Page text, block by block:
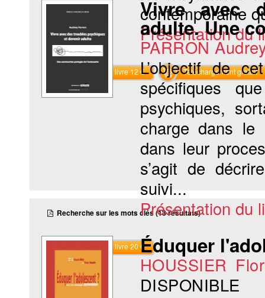
contemporaine
Présentation du
Commander le livre 12 € Téléchargement gratuit
Vivre avec
adulte. Une
PARRON
L’objectif de
spécifiques
psychiques,
charge dans le
dans leur
s’agit de
suivi...
Présentation du
Commander le livre 20 €
Recherche sur les mots clés (13 résultats)
Éduquer
HOUSSIER
DISPONIBLE